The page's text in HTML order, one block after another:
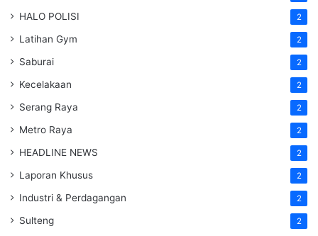
HALO POLISI 2
Latihan Gym 2
Saburai 2
Kecelakaan 2
Serang Raya 2
Metro Raya 2
HEADLINE NEWS 2
Laporan Khusus 2
Industri & Perdagangan 2
Sulteng 2